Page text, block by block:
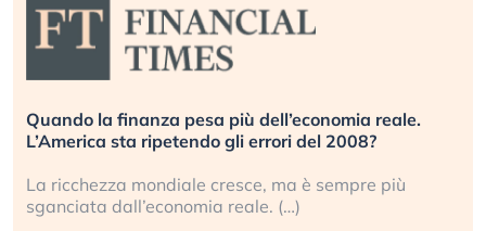
Quando la finanza pesa più dell’economia reale.
L’America sta ripetendo gli errori del 2008?
La ricchezza mondiale cresce, ma è sempre più
sganciata dall’economia reale. (…)